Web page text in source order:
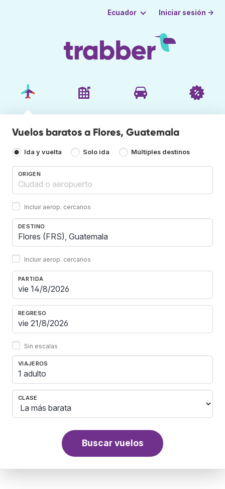
Ecuador Iniciar sesión →
Vuelos baratos a Flores, Guatemala
Ida y vuelta Solo ida Múltiples destinos
ORIGEN
Incluir aerop. cercanos
DESTINO
Incluir aerop. cercanos
PARTIDA
REGRESO
Sin escalas
VIAJEROS
1 adulto
CLASE
Buscar vuelos